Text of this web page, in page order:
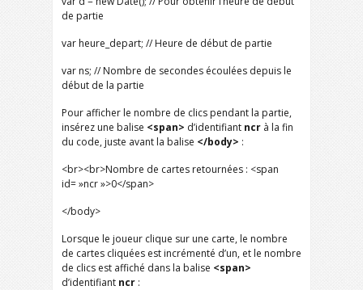
de partie
var heure_depart; // Heure de début de partie
var ns; // Nombre de secondes écoulées depuis le
début de la partie
Pour afficher le nombre de clics pendant la partie,
insérez une balise <span> d’identifiant ncr à la fin
du code, juste avant la balise </body> :
<br><br>Nombre de cartes retournées : <span
id= »ncr »>0</span>
</body>
Lorsque le joueur clique sur une carte, le nombre
de cartes cliquées est incrémenté d’un, et le nombre
de clics est affiché dans la balise <span>
d’identifiant ncr :